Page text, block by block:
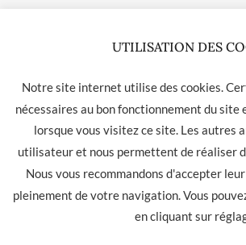
UTILISATION DES
Notre site internet utilise des cookies.
nécessaires au bon fonctionnement du
lorsque vous visitez ce site. Les autres
utilisateur et nous permettent de réaliser
Nous vous recommandons d'accepter
pleinement de votre navigation. Vous
en cliquant sur